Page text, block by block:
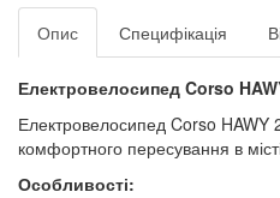
Опис Специфікація
Електровелосипед Corso
Електровелосипед Corso HAWY
комфортного пересування в
Особливості: